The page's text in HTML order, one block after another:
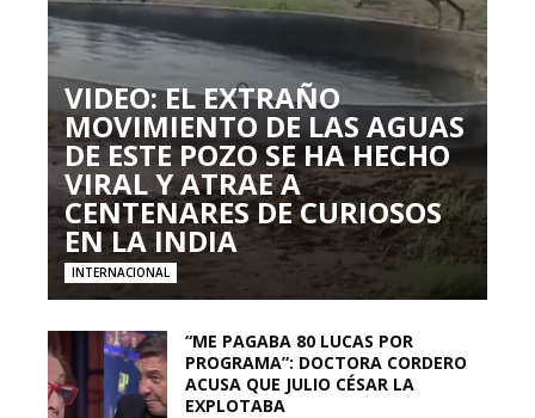
VIDEO: EL EXTRAÑO
MOVIMIENTO DE LAS AGUAS
DE ESTE POZO SE HA HECHO
VIRAL Y ATRAE A
CENTENARES DE CURIOSOS
EN LA INDIA
INTERNACIONAL
“ME PAGABA 80 LUCAS POR
PROGRAMA”: DOCTORA CORDERO
ACUSA QUE JULIO CÉSAR LA
EXPLOTABA